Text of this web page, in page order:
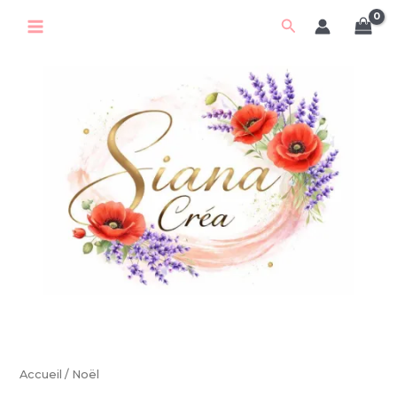
Rechercher
Accueil / Noël